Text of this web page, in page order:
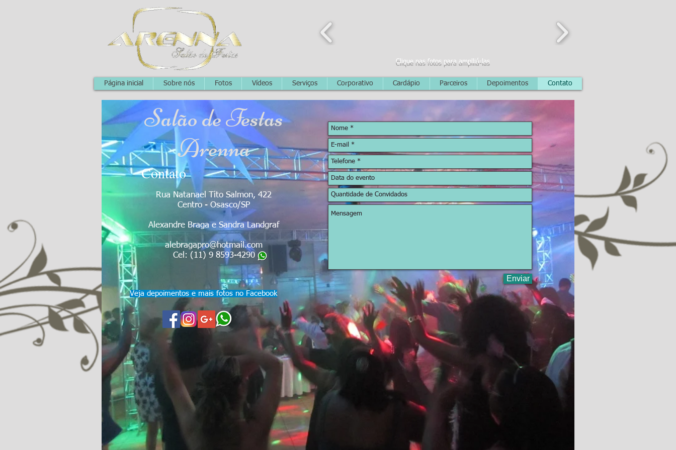
​Clique nas fotos para amplliá-las
Página inicial Sobre nós Fotos Vídeos Serviços Corporativo Cardápio Parceiros Depoimentos Contato
Salão de Festas
Arenna
Contato
Rua Natanael Tito Salmon, 422
Centro - Osasco/SP
Alexandre Braga e Sandra Landgraf
alebragapro@hotmail.com
Cel: (11) 9 8593-4290
Enviar
Veja depoimentos e mais fotos no Facebook